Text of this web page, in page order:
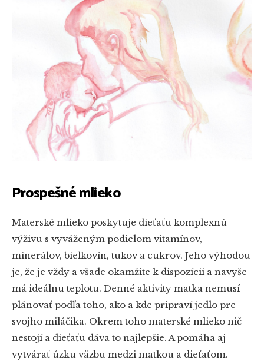
Prospešné mlieko
Materské mlieko poskytuje dieťaťu komplexnú
výživu s vyváženým podielom vitamínov,
minerálov, bielkovín, tukov a cukrov. Jeho výhodou
je, že je vždy a všade okamžite k dispozícii a navyše
má ideálnu teplotu. Denné aktivity matka nemusí
plánovať podľa toho, ako a kde pripraví jedlo pre
svojho miláčika. Okrem toho materské mlieko nič
nestojí a dieťaťu dáva to najlepšie. A pomáha aj
vytvárať úzku väzbu medzi matkou a dieťaťom.